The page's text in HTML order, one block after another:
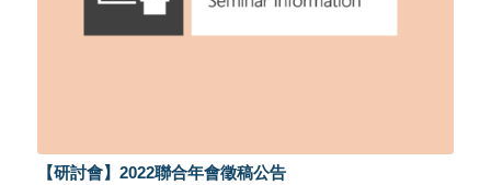
【研討會】2022聯合年會徵稿公告